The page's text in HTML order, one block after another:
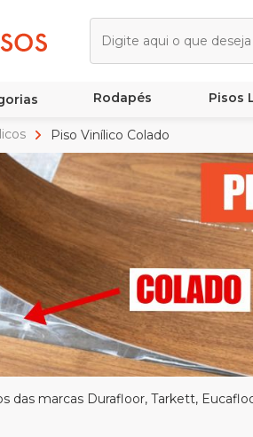
Rodapés Pisos
Piso Vinílico Colado
das marcas Durafloor, Tarkett,